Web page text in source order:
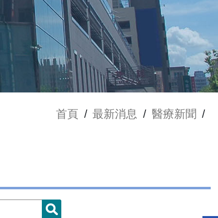
首頁 / 最新消息 / 醫療新聞 /